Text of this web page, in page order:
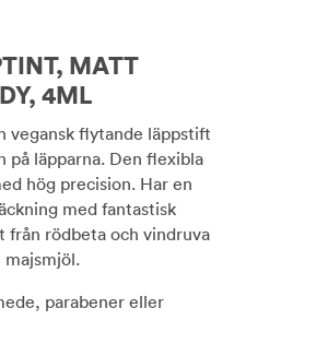
MATT
4ML
vegansk flytande läppstift
på läpparna. Den flexibla
hög precision. Har en
med fantastisk
från rödbeta och vindruva
majsmjöl.
parabener eller